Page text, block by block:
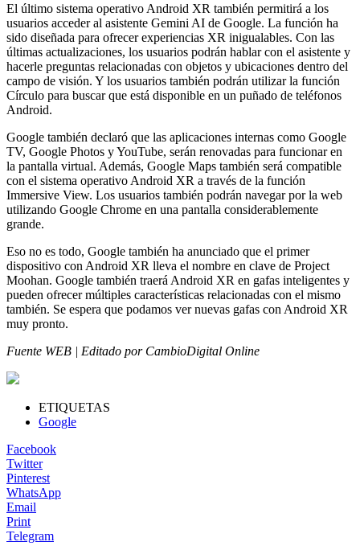
El último sistema operativo Android XR también permitirá a los
usuarios acceder al asistente Gemini AI de Google. La función ha
sido diseñada para ofrecer experiencias XR inigualables. Con las
últimas actualizaciones, los usuarios podrán hablar con el asistente y
hacerle preguntas relacionadas con objetos y ubicaciones dentro del
campo de visión. Y los usuarios también podrán utilizar la función
Círculo para buscar que está disponible en un puñado de teléfonos
Android.
Google también declaró que las aplicaciones internas como Google
TV, Google Photos y YouTube, serán renovadas para funcionar en
la pantalla virtual. Además, Google Maps también será compatible
con el sistema operativo Android XR a través de la función
Immersive View. Los usuarios también podrán navegar por la web
utilizando Google Chrome en una pantalla considerablemente
grande.
Eso no es todo, Google también ha anunciado que el primer
dispositivo con Android XR lleva el nombre en clave de Project
Moohan. Google también traerá Android XR en gafas inteligentes y
pueden ofrecer múltiples características relacionadas con el mismo
también. Se espera que podamos ver nuevas gafas con Android XR
muy pronto.
Fuente WEB | Editado por CambioDigital Online
ETIQUETAS
Google
Facebook
Twitter
Pinterest
WhatsApp
Email
Print
Telegram